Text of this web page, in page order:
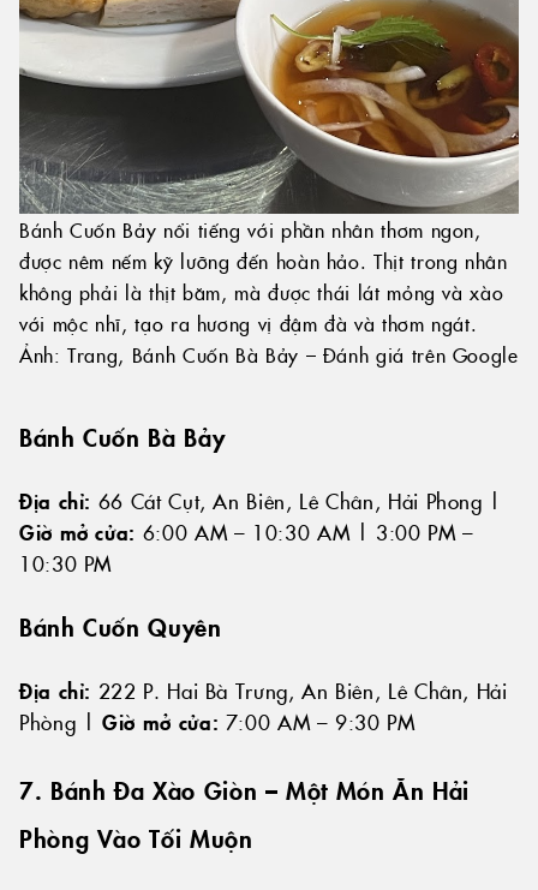
Bánh Cuốn Bảy nổi tiếng với phần nhân thơm ngon,
được nêm nếm kỹ lưỡng đến hoàn hảo. Thịt trong nhân
không phải là thịt băm, mà được thái lát mỏng và xào
với mộc nhĩ, tạo ra hương vị đậm đà và thơm ngát.
Ảnh: Trang, Bánh Cuốn Bà Bảy – Đánh giá trên Google
Bánh Cuốn Bà Bảy
Địa chỉ: 66 Cát Cụt, An Biên, Lê Chân, Hải Phong |
Giờ mở cửa: 6:00 AM – 10:30 AM | 3:00 PM –
10:30 PM
Bánh Cuốn Quyên
Địa chỉ: 222 P. Hai Bà Trưng, An Biên, Lê Chân, Hải
Phòng |Giờ mở cửa: 7:00 AM – 9:30 PM
7. Bánh Đa Xào Giòn – Một Món Ăn Hải
Phòng Vào Tối Muộn